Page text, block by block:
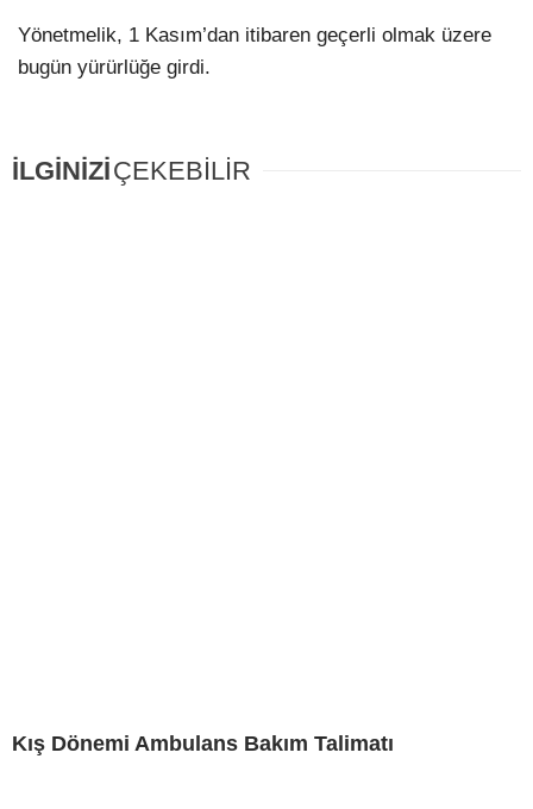
Yönetmelik, 1 Kasım’dan itibaren geçerli olmak üzere
bugün yürürlüğe girdi.
İLGİNİZİÇEKEBİLİR
Kış Dönemi Ambulans Bakım Talimatı